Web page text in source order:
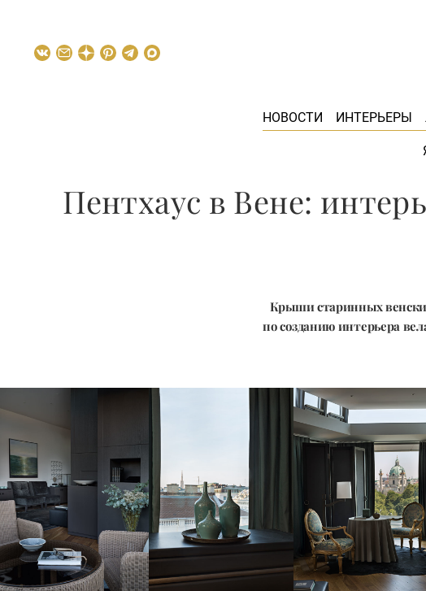
НОВОСТИ ИНТЕРЬЕРЫ
Пентхаус в Вене:
Крыши старинных
по созданию интерьера